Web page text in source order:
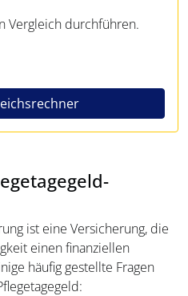
Vergleich durchführen.
ist eine Versicherung, die
einen finanziellen
häufig gestellte Fragen